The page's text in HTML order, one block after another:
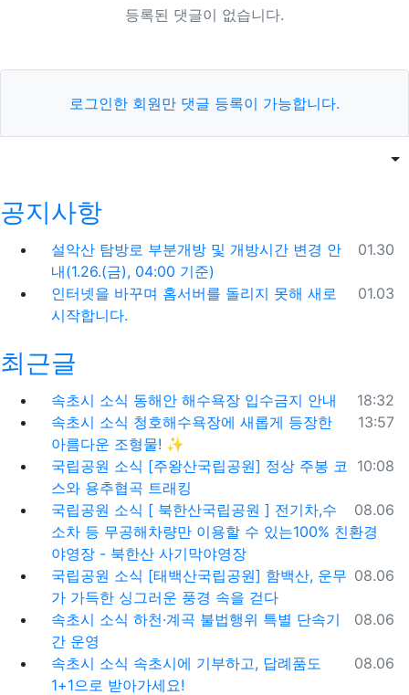
등록된 댓글이 없습니다.
로그인한 회원만 댓글 등록이 가능합니다.
목록게
공지사항
등록일
01.30
설악산 탐방로 부분개방 및 개방시간 변경 안
내(1.26.(금), 04:00 기준)
등록일
01.03
인터넷을 바꾸며 홈서버를 돌리지 못해 새로
시작합니다.
최근글
등록일
18:32
속초시 소식 동해안 해수욕장 입수금지 안내
등록일
13:57
속초시 소식 청호해수욕장에 새롭게 등장한
아름다운 조형물! ✨
등록일
10:08
국립공원 소식 [주왕산국립공원] 정상 주봉 코
스와 용추협곡 트래킹
등록일
08.06
국립공원 소식 [ 북한산국립공원 ] 전기차,수
소차 등 무공해차량만 이용할 수 있는100% 친환경
야영장 - 북한산 사기막야영장
등록일
08.06
국립공원 소식 [태백산국립공원] 함백산, 운무
가 가득한 싱그러운 풍경 속을 걷다
등록일
08.06
속초시 소식 하천·계곡 불법행위 특별 단속기
간 운영
등록일
08.06
속초시 소식 속초시에 기부하고, 답례품도
1+1으로 받아가세요!